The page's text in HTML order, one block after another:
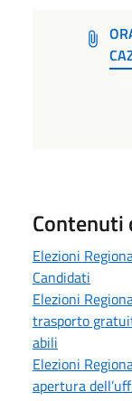
Elezioni
Candidati
Elezioni
trasporto
abili
Elezioni
apertura